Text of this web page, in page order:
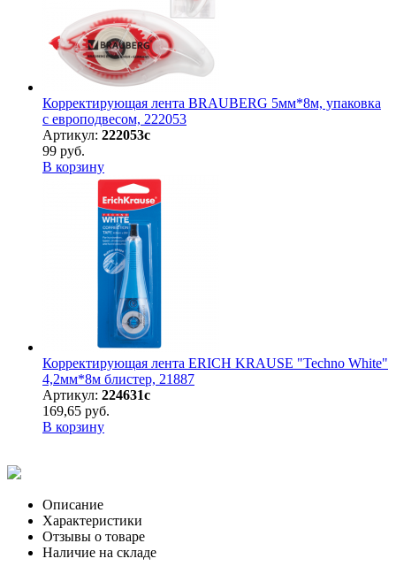
Корректирующая лента BRAUBERG 5мм*8м, упаковка
с европодвесом, 222053
Артикул: 222053с
99 руб.
В корзину
Корректирующая лента ERICH KRAUSE "Techno White"
4,2мм*8м блистер, 21887
Артикул: 224631с
169,65 руб.
В корзину
Описание
Характеристики
Отзывы о товаре
Наличие на складе